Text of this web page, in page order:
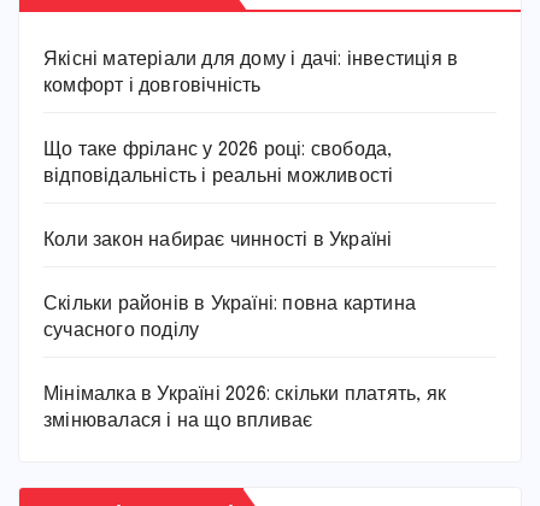
Якісні матеріали для дому і дачі: інвестиція в
комфорт і довговічність
Що таке фріланс у 2026 році: свобода,
відповідальність і реальні можливості
Коли закон набирає чинності в Україні
Скільки районів в Україні: повна картина
сучасного поділу
Мінімалка в Україні 2026: скільки платять, як
змінювалася і на що впливає